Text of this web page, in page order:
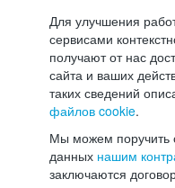
Для улучшения
сервисами
получают от нас
сайта и ваших
таких сведений
файлов cookie.
Мы можем поручить
данных нашим
заключаются